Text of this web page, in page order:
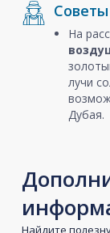
На
лучи
Дубая.
Найдите